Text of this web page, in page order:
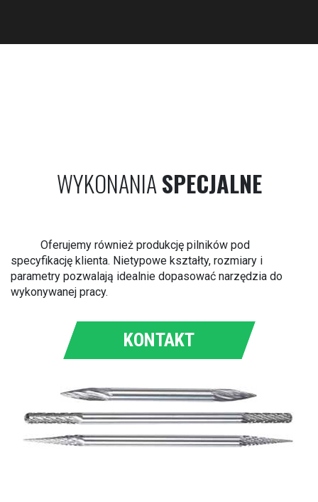
WYKONANIASPECJALNE
Oferujemy również produkcję pilników pod
specyfikację klienta. Nietypowe kształty, rozmiary i
parametry pozwalają idealnie dopasować narzędzia do
wykonywanej pracy.
KONTAKT